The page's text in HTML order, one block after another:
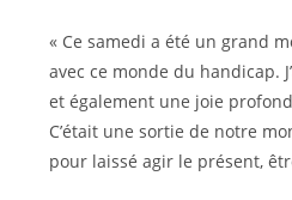
« Ce samedi a été un grand
avec ce monde du handicap.
et également une joie
C’était une sortie de notre
pour laissé agir le présent,